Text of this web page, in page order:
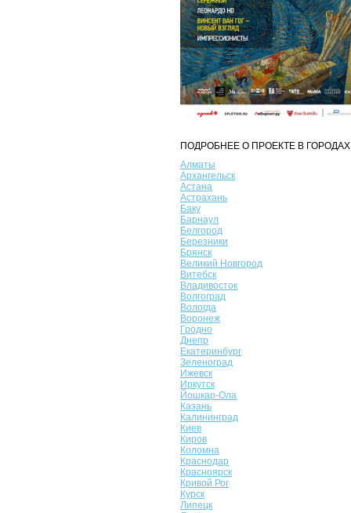
ПОДРОБНЕЕ О ПРОЕКТЕ В
Алматы
Архангельск
Астана
Астрахань
Баку
Барнаул
Белгород
Березники
Брянск
Великий Новгород
Витебск
Владивосток
Волгоград
Вологда
Воронеж
Гродно
Днепр
Екатеринбург
Зеленоград
Ижевск
Иркутск
Йошкар-Ола
Казань
Калининград
Киев
Киров
Коломна
Краснодар
Красноярск
Кривой Рог
Курск
Липецк